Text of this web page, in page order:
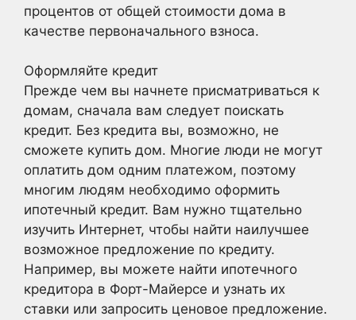
процентов от общей стоимости дома в
качестве первоначального взноса.
Оформляйте кредит
Прежде чем вы начнете присматриваться к
домам, сначала вам следует поискать
кредит. Без кредита вы, возможно, не
сможете купить дом. Многие люди не могут
оплатить дом одним платежом, поэтому
многим людям необходимо оформить
ипотечный кредит. Вам нужно тщательно
изучить Интернет, чтобы найти наилучшее
возможное предложение по кредиту.
Например, вы можете найти ипотечного
кредитора в Форт-Майерсе и узнать их
ставки или запросить ценовое предложение.